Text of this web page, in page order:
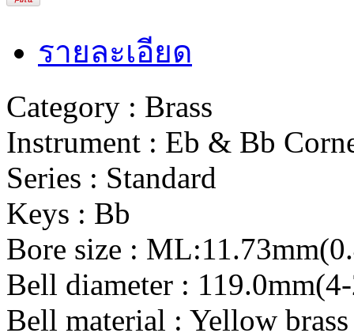
รายละเอียด
Category : Brass
Instrument : Eb & Bb
Series : Standard
Keys : Bb
Bore size :
Bell diameter :
Bell material : Yellow brass